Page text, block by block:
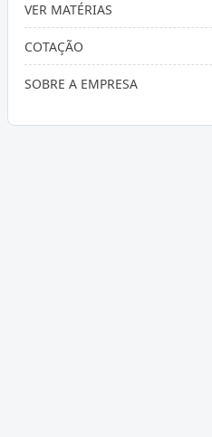
VER MATÉRIAS
COTAÇÃO
SOBRE A EMPRESA